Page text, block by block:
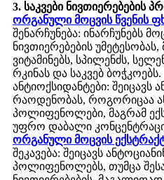
3. საკვები ნივთიერებების
ორგანული მოცვის წვენის
შენარჩუნება: ინარჩუნებს
ნივთიერებების
ვიტამინებს, სპილენძს,
რკინას და საკვებ ბოჭკოებს.
ანტიოქსიდანტები: შეიცავს
რაოდენობას, როგორიცაა
პოლიფენოლები, მაგრამ
უფრო დაბალი
ორგანული მოცვის
შეკავება: შეიცავს
პოლიფენოლებს, თუმცა